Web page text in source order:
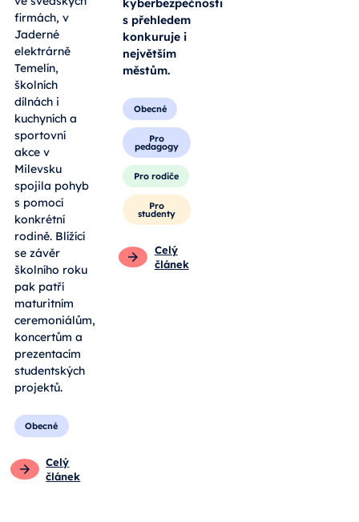
firmách, v
Jaderné
elektrárně
Temelín,
školních
dílnách i
kuchyních a
sportovní
akce v
Milevsku
spojila pohyb
s pomocí
konkrétní
rodině. Blížící
se závěr
školního roku
pak patří
maturitním
ceremoniálům,
koncertům a
prezentacím
studentských
projektů.
Obecné
Celý
článek
kyberbezpečnosti
s přehledem
konkuruje i
největším
městům.
Obecné
Pro
pedagogy
Pro rodiče
Pro
studenty
Celý
článek